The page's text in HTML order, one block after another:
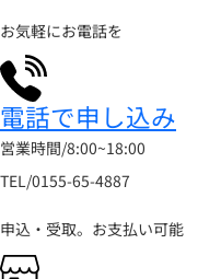
お気軽にお電話を
電話で申し込み
営業時間/8:00~18:00
TEL/0155-65-4887
申込・受取。お支払い可能